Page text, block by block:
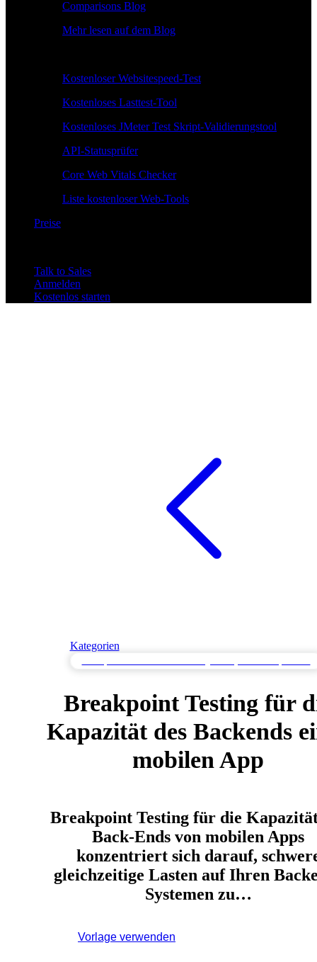
Comparisons Blog
Mehr lesen auf dem Blog
Kostenloser Websitespeed-Test
Kostenloses Lasttest-Tool
Kostenloses JMeter Test Skript-Validierungstool
API-Statusprüfer
Core Web Vitals Checker
Liste kostenloser Web-Tools
Preise
Talk to Sales
Anmelden
Kostenlos starten
Kategorien
Breakpoint Testing für
Kapazität des Backends
mobilen App
Breakpoint Testing für die
Back-Ends von mobilen Apps
konzentriert sich darauf,
gleichzeitige Lasten auf Ihren
Systemen zu…
Vorlage verwenden